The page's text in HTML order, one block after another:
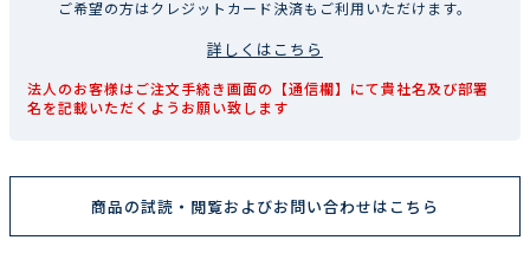
ご希望の方はクレジットカード決済もご利用いただけます。
詳しくはこちら
法人のお客様はご注文手続き画面の【通信欄】にて貴社名及び部署
名を記載いただくようお願い致します
商品の試読・閲覧およびお問い合わせはこちら